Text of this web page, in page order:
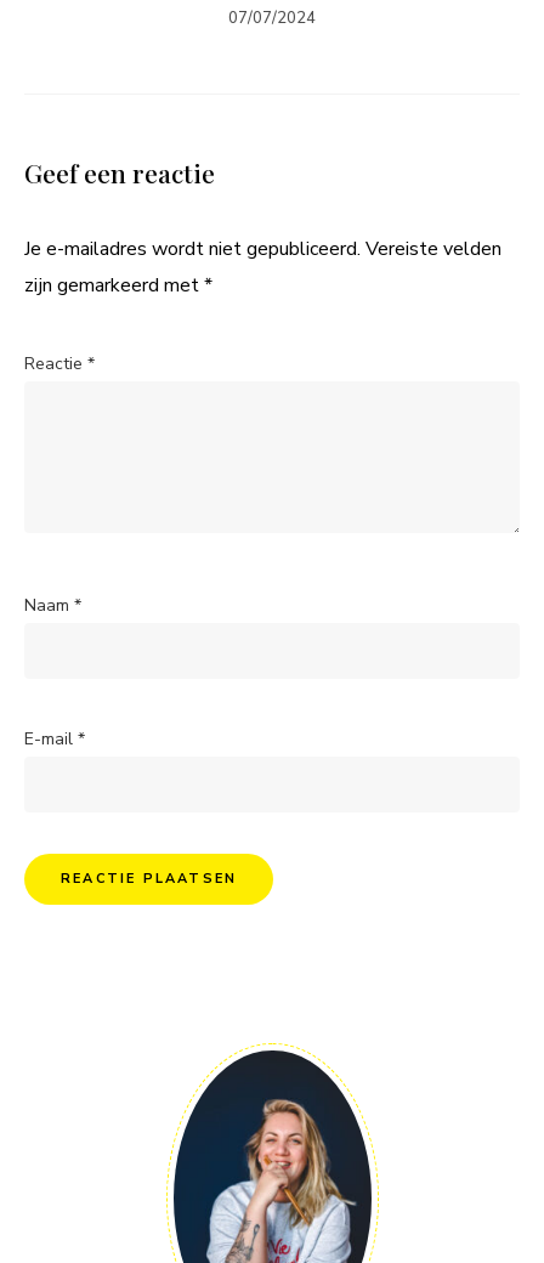
07/07/2024
Geef een reactie
Je e-mailadres wordt niet gepubliceerd. Vereiste velden
zijn gemarkeerd met*
Reactie *
Naam *
E-mail *